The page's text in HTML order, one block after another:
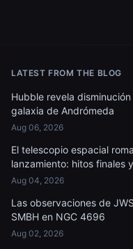
LATEST FROM THE BLOG
Hubble revela
galaxia de Andrómeda
Aug 06, 2026
El telescopio espacial
lanzamiento: hitos finales
Aug 04, 2026
Las observaciones de
SMBH en NGC 4696
Aug 02, 2026